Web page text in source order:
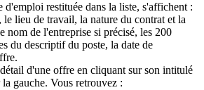
d'emploi restituée dans la liste, s'affichent :
lieu de travail, la nature du contrat et la
nom de l'entreprise si précisé, les 200
du descriptif du poste, la date de
d'une offre en cliquant sur son intitulé
gauche. Vous retrouvez :